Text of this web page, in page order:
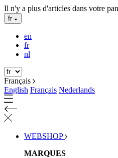
Il n'y a plus d'articles dans votre
fr
en
fr
nl
Français
English Français Nederlands
WEBSHOP
MARQUES